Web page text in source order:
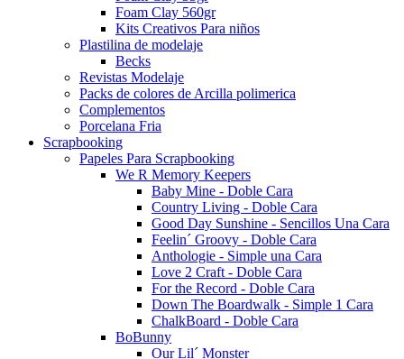
Foam Clay 560gr
Kits Creativos Para niños
Plastilina de modelaje
Becks
Revistas Modelaje
Packs de colores de Arcilla polimerica
Complementos
Porcelana Fria
Scrapbooking
Papeles Para Scrapbooking
We R Memory Keepers
Baby Mine - Doble Cara
Country Living - Doble Cara
Good Day Sunshine - Sencillos Una Cara
Feelin´ Groovy - Doble Cara
Anthologie - Simple una Cara
Love 2 Craft - Doble Cara
For the Record - Doble Cara
Down The Boardwalk - Simple 1 Cara
ChalkBoard - Doble Cara
BoBunny
Our Lil´ Monster